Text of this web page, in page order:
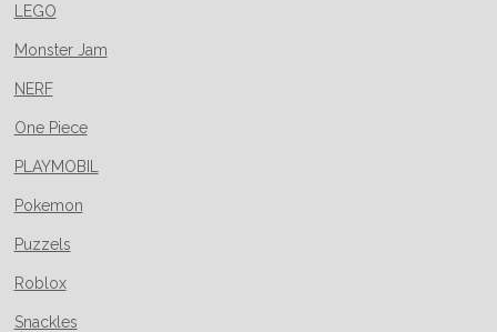
LEGO
Monster Jam
NERF
One Piece
PLAYMOBIL
Pokemon
Puzzels
Roblox
Snackles